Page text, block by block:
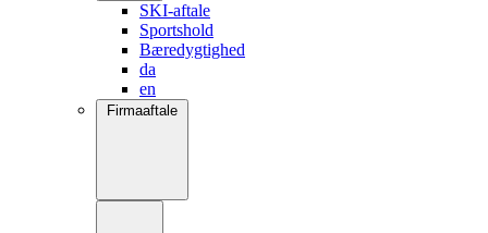
SKI-aftale
Sportshold
Bæredygtighed
da
en
Firmaaftale